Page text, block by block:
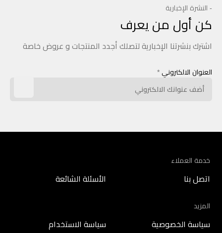
- النشرة الإخبارية
كن أول من يعرف
اشترك بنشرتنا الإخبارية لتصلك أجدد المنتجات و عروض خاصة
العنوان الالكتروني *
خدمة العملاء
اتصل بنا الأسئلة الشائعة
المزيد
سياسة الخصوصية سياسة الاستخدام